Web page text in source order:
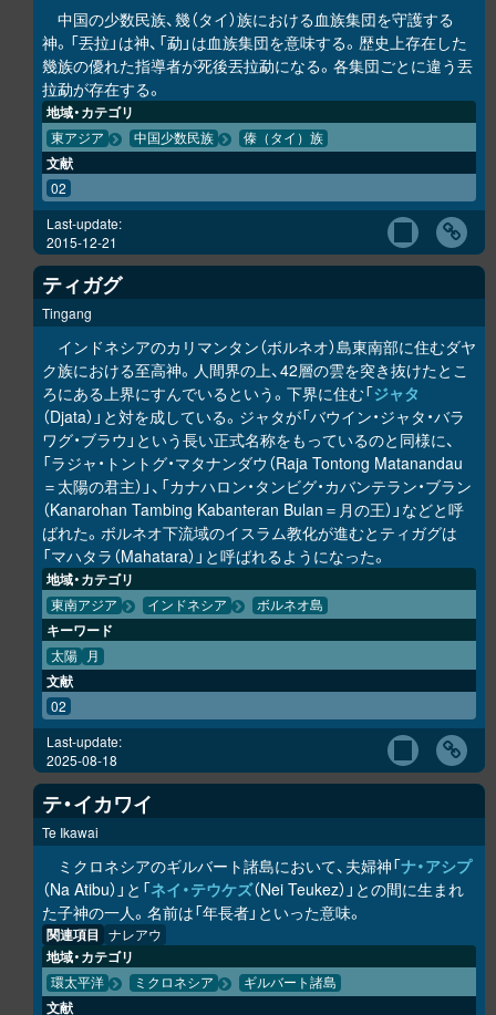
中国の少数民族、幾（タイ）族における血族集団を守護する
神。「丟拉」は神、「勐」は血族集団を意味する。歴史上存在した
幾族の優れた指導者が死後丟拉勐になる。各集団ごとに違う丟
拉勐が存在する。
地域・カテゴリ
東アジア 中国少数民族 傣（タイ）族
文献
02
Last-update:
2015-12-21
ティガグ
Tingang
インドネシアのカリマンタン（ボルネオ）島東南部に住むダヤ
ク族における至高神。人間界の上、42層の雲を突き抜けたとこ
ろにある上界にすんでいるという。下界に住む「ジャタ
（Djata）」と対を成している。ジャタが「バウイン・ジャタ・バラ
ワグ・ブラウ」という長い正式名称をもっているのと同様に、
「ラジャ・トントグ・マタナンダウ（Raja Tontong Matanandau
＝太陽の君主）」、「カナハロン・タンビグ・カバンテラン・ブラン
（Kanarohan Tambing Kabanteran Bulan＝月の王）」などと呼
ばれた。ボルネオ下流域のイスラム教化が進むとティガグは
「マハタラ（Mahatara）」と呼ばれるようになった。
地域・カテゴリ
東南アジア インドネシア ボルネオ島
キーワード
太陽 月
文献
02
Last-update:
2025-08-18
テ・イカワイ
Te Ikawai
ミクロネシアのギルバート諸島において、夫婦神「ナ・アシプ
（Na Atibu）」と「ネイ・テウケズ（Nei Teukez）」との間に生まれ
た子神の一人。名前は「年長者」といった意味。
関連項目 ナレアウ
地域・カテゴリ
環太平洋 ミクロネシア ギルバート諸島
文献